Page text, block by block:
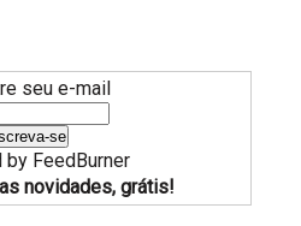
seu e-mail
by FeedBurner
novidades, grátis!